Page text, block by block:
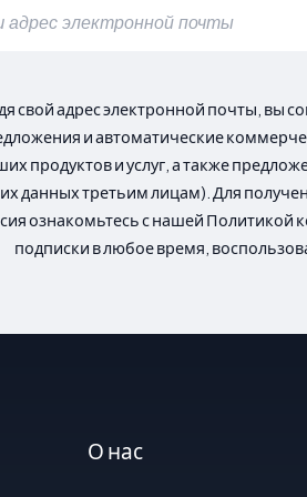
свой адрес электронной почты, вы
и автоматические
продуктов и услуг, а также
данных третьим лицам). Для
ознакомьтесь с нашей Политикой
подписки в любое время,
О нас